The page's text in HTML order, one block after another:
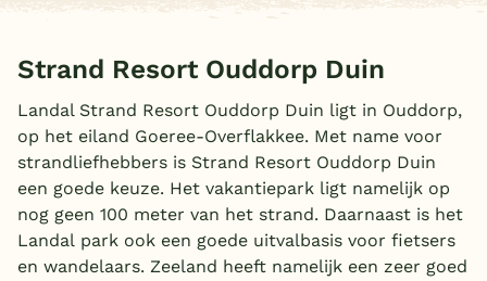
Strand Resort Ouddorp Duin
Landal Strand Resort Ouddorp Duin ligt in Ouddorp,
op het eiland Goeree-Overflakkee. Met name voor
strandliefhebbers is Strand Resort Ouddorp Duin
een goede keuze. Het vakantiepark ligt namelijk op
nog geen 100 meter van het strand. Daarnaast is het
Landal park ook een goede uitvalbasis voor fietsers
en wandelaars. Zeeland heeft namelijk een zeer goed